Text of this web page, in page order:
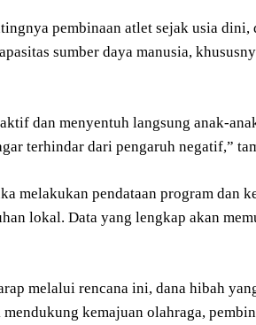
pembinaan atlet sejak usia
sumber daya manusia,
dan menyentuh langsung anak-
terhindar dari pengaruh negatif,”
melakukan pendataan program dan
lokal. Data yang lengkap akan
melalui rencana ini, dana hibah
kemajuan olahraga,